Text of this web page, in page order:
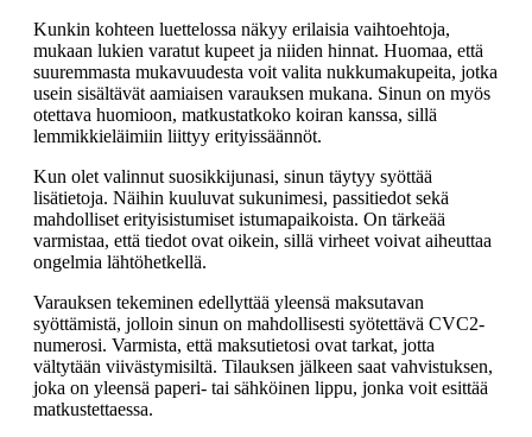
Kunkin kohteen luettelossa näkyy erilaisia vaihtoehtoja,
mukaan lukien varatut kupeet ja niiden hinnat. Huomaa, että
suuremmasta mukavuudesta voit valita nukkumakupeita, jotka
usein sisältävät aamiaisen varauksen mukana. Sinun on myös
otettava huomioon, matkustatkoko koiran kanssa, sillä
lemmikkieläimiin liittyy erityissäännöt.
Kun olet valinnut suosikkijunasi, sinun täytyy syöttää
lisätietoja. Näihin kuuluvat sukunimesi, passitiedot sekä
mahdolliset erityisistumiset istumapaikoista. On tärkeää
varmistaa, että tiedot ovat oikein, sillä virheet voivat aiheuttaa
ongelmia lähtöhetkellä.
Varauksen tekeminen edellyttää yleensä maksutavan
syöttämistä, jolloin sinun on mahdollisesti syötettävä CVC2-
numerosi. Varmista, että maksutietosi ovat tarkat, jotta
vältytään viivästymisiltä. Tilauksen jälkeen saat vahvistuksen,
joka on yleensä paperi- tai sähköinen lippu, jonka voit esittää
matkustettaessa.